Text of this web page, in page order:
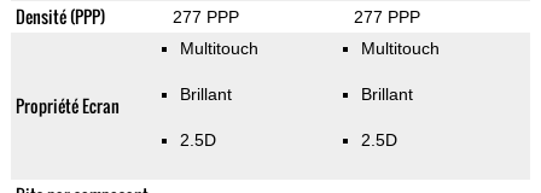
Densité (PPP) 277 PPP 277 PPP
Propriété Ecran
Multitouch
Brillant
2.5D
Multitouch
Brillant
2.5D